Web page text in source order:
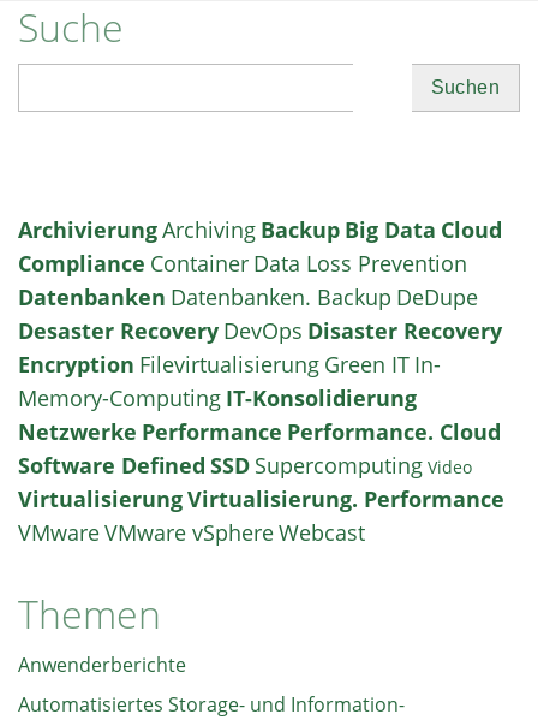
Suche
ArchivierungArchiving Backup Big Data Cloud
Compliance Container Data Loss Prevention
Datenbanken Datenbanken. Backup DeDupe
Desaster Recovery DevOps Disaster Recovery
Encryption Filevirtualisierung Green IT In-
Memory-Computing IT-Konsolidierung
Netzwerke Performance Performance. Cloud
Software Defined SSD Supercomputing Video
VirtualisierungVirtualisierung. Performance
VMwareVMware vSphereWebcast
Themen
Anwenderberichte
Automatisiertes Storage- und Information-